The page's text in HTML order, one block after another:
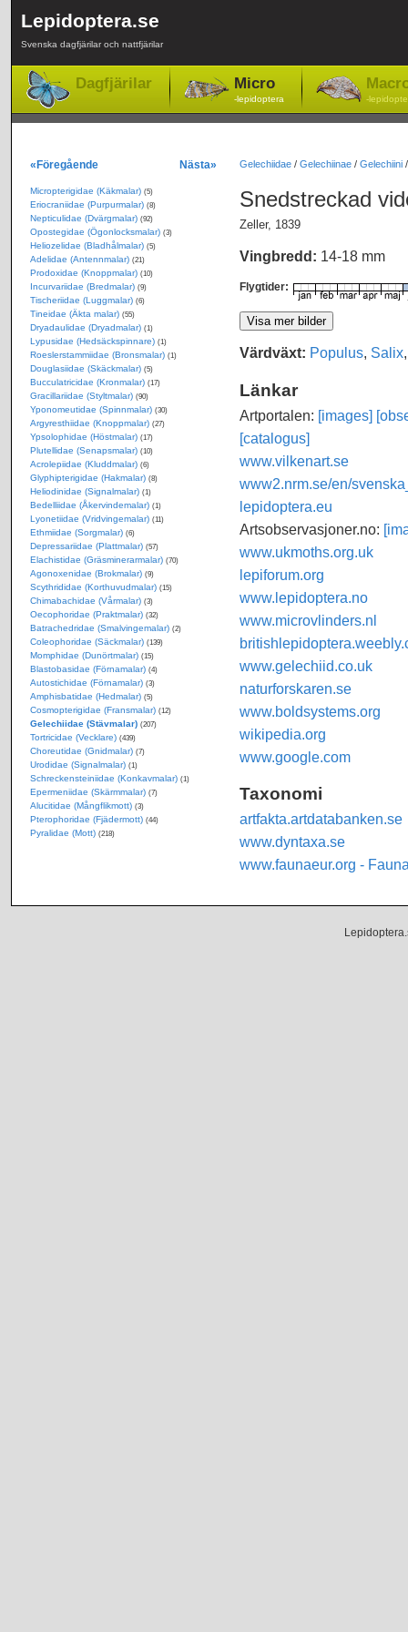
Lepidoptera.se
Svenska dagfjärilar och nattfjärilar
Dagfjärilar Micro
-lepidoptera -
Gelechiidae/ Gelechiinae/ Gelechiini
Snedstreckad
Zeller, 1839
Vingbredd: 14-18 mm
Flygtider:
Värdväxt: Populus, Salix
Länkar
Artportalen: [images]
[catalogus]
www.vilkenart.se
www2.nrm.se/en/
lepidoptera.eu
Artsobservasjoner.no:
www.ukmoths.org.uk
lepiforum.org
www.lepidoptera.no
www.microvlinders.nl
www.gelechiid.co.uk
naturforskaren.se
www.boldsystems.org
wikipedia.org
www.google.com
Taxonomi
artfakta.artdatabanken.se
www.dyntaxa.se
www.faunaeur.org -
«Föregående Nästa»
Micropterigidae (Käkmalar) (5)
Eriocraniidae (Purpurmalar) (8)
Nepticulidae (Dvärgmalar) (92)
Opostegidae (Ögonlocksmalar) (3)
Heliozelidae (Bladhålmalar) (5)
Adelidae (Antennmalar) (21)
Prodoxidae (Knoppmalar) (10)
Incurvariidae (Bredmalar) (9)
Tischeriidae (Luggmalar) (6)
Tineidae (Äkta malar) (55)
Dryadaulidae (Dryadmalar) (1)
Lypusidae (Hedsäckspinnare) (1)
Roeslerstammiidae (Bronsmalar) (1)
Douglasiidae (Skäckmalar) (5)
Bucculatricidae (Kronmalar) (17)
Gracillariidae (Styltmalar) (90)
Yponomeutidae (Spinnmalar) (30)
Argyresthiidae (Knoppmalar) (27)
Ypsolophidae (Höstmalar) (17)
Plutellidae (Senapsmalar) (10)
Acrolepiidae (Kluddmalar) (6)
Glyphipterigidae (Hakmalar) (8)
Heliodinidae (Signalmalar) (1)
Bedelliidae (Åkervindemalar) (1)
Lyonetiidae (Vridvingemalar) (11)
Ethmiidae (Sorgmalar) (6)
Depressariidae (Plattmalar) (57)
Elachistidae (Gräsminerarmalar) (70)
Agonoxenidae (Brokmalar) (9)
Scythrididae (Korthuvudmalar) (15)
Chimabachidae (Vårmalar) (3)
Oecophoridae (Praktmalar) (32)
Batrachedridae (Smalvingemalar) (2)
Coleophoridae (Säckmalar) (139)
Momphidae (Dunörtmalar) (15)
Blastobasidae (Förnamalar) (4)
Autostichidae (Förnamalar) (3)
Amphisbatidae (Hedmalar) (5)
Cosmopterigidae (Fransmalar) (12)
Gelechiidae (Stävmalar) (207)
Tortricidae (Vecklare) (439)
Choreutidae (Gnidmalar) (7)
Urodidae (Signalmalar) (1)
Schreckensteiniidae (Konkavmalar) (1)
Epermeniidae (Skärmmalar) (7)
Alucitidae (Mångflikmott) (3)
Pterophoridae (Fjädermott) (44)
Pyralidae (Mott) (218)